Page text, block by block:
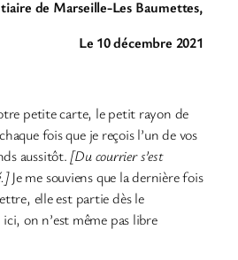
de Marseille-Les Baumettes,
Le 10 décembre 2021
petite carte, le petit rayon de
fois que je reçois l’un de vos
aussitôt. [Du courrier s’est
Je me souviens que la dernière fois
elle est partie dès le
on n’est même pas libre